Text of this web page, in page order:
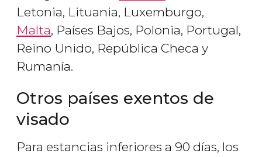
Letonia, Lituania, Luxemburgo,
Malta, Países Bajos, Polonia, Portugal,
Reino Unido, República Checa y
Rumanía.
Otros países exentos de
visado
Para estancias inferiores a 90 días, los